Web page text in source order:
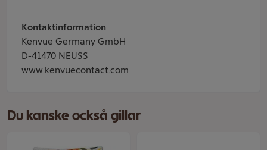
Kontaktinformation
Kenvue Germany GmbH
D-41470 NEUSS
www.kenvuecontact.com
Du kanske också gillar